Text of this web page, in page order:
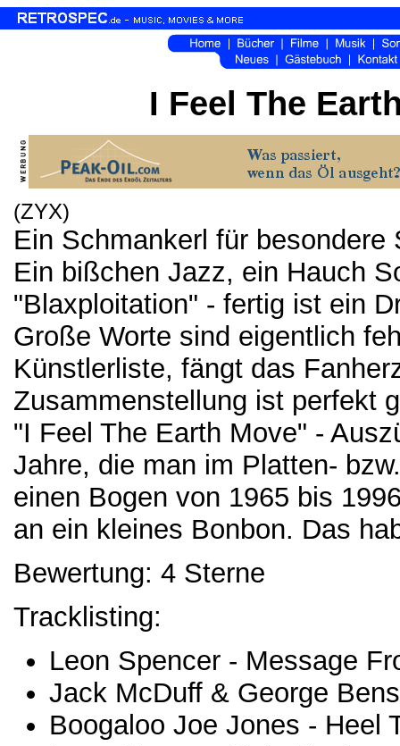
I Feel The
(ZYX)
Ein Schmankerl für besondere
Ein bißchen Jazz, ein Hauch
"Blaxploitation" - fertig ist ein
Große Worte sind eigentlich
Künstlerliste, fängt das
Zusammenstellung ist perfekt
"I Feel The Earth Move" -
Jahre, die man im Platten-
einen Bogen von 1965 bis
an ein kleines Bonbon. Das
Bewertung: 4 Sterne
Tracklisting:
Leon Spencer - Message
Jack McDuff & George
Boogaloo Joe Jones - Heel